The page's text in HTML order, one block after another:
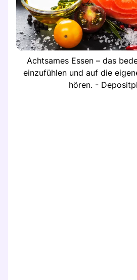
Achtsames Essen – das
einzufühlen und auf die
hören. -